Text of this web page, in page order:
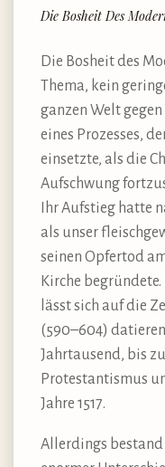
Die Bosheit Des
Die Bosheit des
Thema, kein
ganzen Welt
eines Prozesses,
einsetzte, als die
Aufschwung
Ihr Aufstieg hatte
als unser
seinen Opfertod
Kirche
lässt sich auf die
(590–604)
Jahrtausend, bis
Protestantismus
Jahre 1517.
Allerdings